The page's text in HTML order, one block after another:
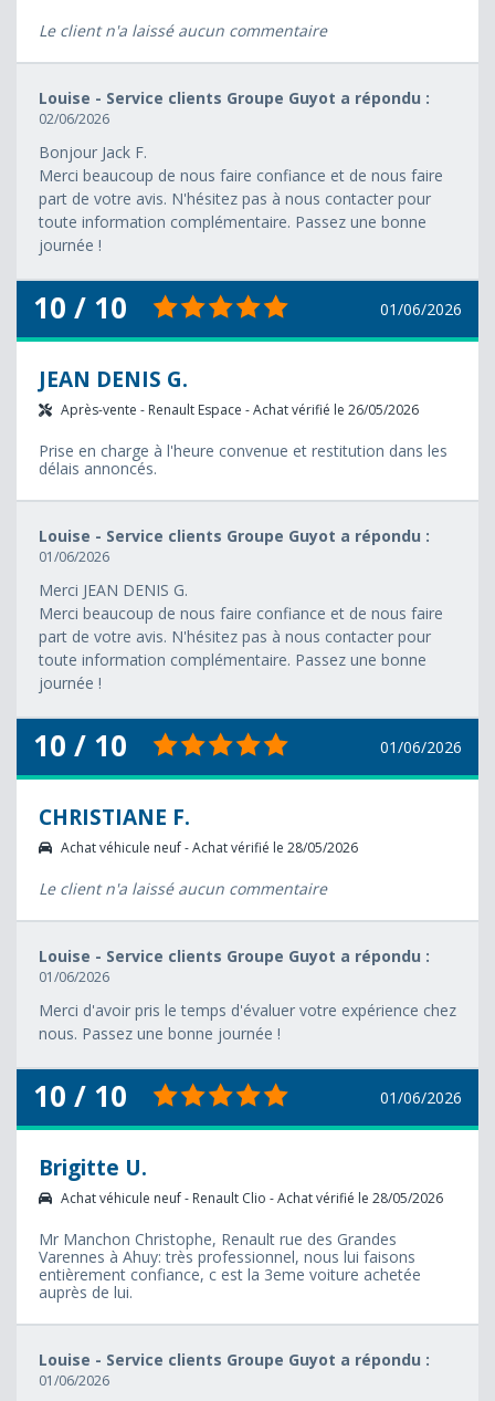
Le client n'a laissé aucun commentaire
Louise - Service clients Groupe Guyot a répondu :
02/06/2026
Bonjour Jack F.
Merci beaucoup de nous faire confiance et de nous faire
part de votre avis. N'hésitez pas à nous contacter pour
toute information complémentaire. Passez une bonne
journée !
10 / 10 01/06/2026
JEAN DENIS G.
Après-vente - Renault Espace - Achat vérifié le 26/05/2026
Prise en charge à l'heure convenue et restitution dans les
délais annoncés.
Louise - Service clients Groupe Guyot a répondu :
01/06/2026
Merci JEAN DENIS G.
Merci beaucoup de nous faire confiance et de nous faire
part de votre avis. N'hésitez pas à nous contacter pour
toute information complémentaire. Passez une bonne
journée !
10 / 10 01/06/2026
CHRISTIANE F.
Achat véhicule neuf - Achat vérifié le 28/05/2026
Le client n'a laissé aucun commentaire
Louise - Service clients Groupe Guyot a répondu :
01/06/2026
Merci d'avoir pris le temps d'évaluer votre expérience chez
nous. Passez une bonne journée !
10 / 10 01/06/2026
Brigitte U.
Achat véhicule neuf - Renault Clio - Achat vérifié le 28/05/2026
Mr Manchon Christophe, Renault rue des Grandes
Varennes à Ahuy: très professionnel, nous lui faisons
entièrement confiance, c est la 3eme voiture achetée
auprès de lui.
Louise - Service clients Groupe Guyot a répondu :
01/06/2026